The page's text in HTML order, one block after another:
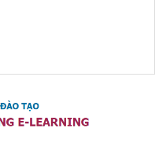
cường phòng ngừa, đấu
quan đến hoạt động
ngày 27/05/2023 của